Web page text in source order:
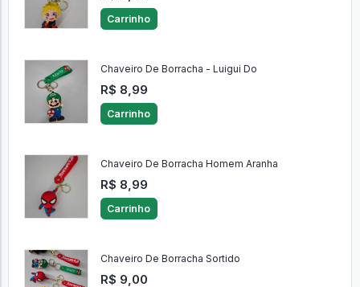
Chaveiro De Borracha Naruto Uzuma
R$ 8,99
Chaveiro De Borracha - Luigui Do
R$ 8,99
Chaveiro De Borracha Homem Aranha
R$ 8,99